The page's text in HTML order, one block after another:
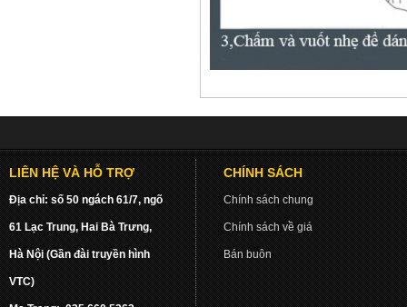
LIÊN HỆ VÀ HỖ TRỢ
Địa chỉ: số 50 ngách 61/7, ngõ
61 Lạc Trung, Hai Bà Trưng,
Hà Nội (Gần đài truyền hình
VTC)
CHÍNH SÁCH
Chính sách chung
Chính sách về giá
Bán buôn